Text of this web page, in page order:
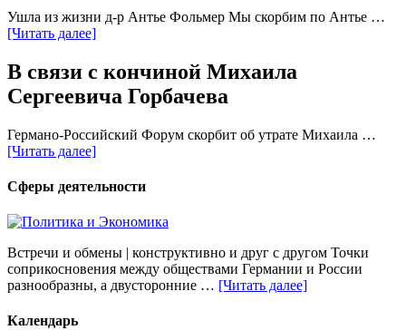
Ушла из жизни д-р Антье Фольмер Мы скорбим по Антье …
[Читать далее]
В связи с кончиной Михаила
Сергеевича Горбачева
Германо-Российский Форум скорбит об утрате Михаила …
[Читать далее]
Сферы деятельности
Встречи и обмены | конструктивно и друг с другом Точки
соприкосновения между обществами Германии и России
разнообразны, а двусторонние … [Читать далее]
Календарь